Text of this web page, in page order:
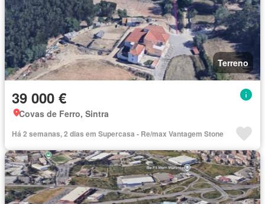
Terreno
39 000 €
Covas de Ferro, Sintra
Há 2 semanas, 2 dias em Supercasa - Re/max Vantagem Stone